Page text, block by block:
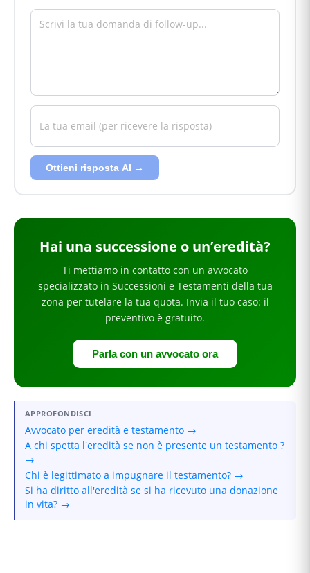
Ottieni risposta AI →
Hai una successione o un’eredità?
Ti mettiamo in contatto con un avvocato
specializzato in Successioni e Testamenti della tua
zona per tutelare la tua quota. Invia il tuo caso: il
preventivo è gratuito.
Parla con un avvocato ora
APPROFONDISCI
Avvocato per eredità e testamento →
A chi spetta l'eredità se non è presente un testamento ?
→
Chi è legittimato a impugnare il testamento? →
Si ha diritto all'eredità se si ha ricevuto una donazione
in vita? →